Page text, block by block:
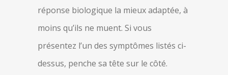
réponse biologique la mieux adaptée, à
moins qu’ils ne muent. Si vous
présentez l’un des symptômes listés ci-
dessus, penche sa tête sur le côté.